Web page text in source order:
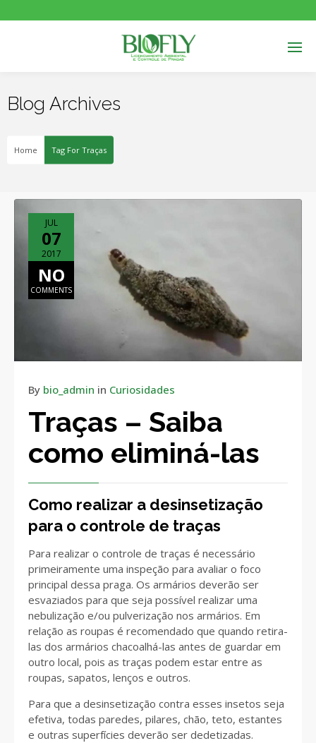
Blog Archives
Home Tag For Traças
JUL
07
2017
NO
COMMENTS
By bio_admin in Curiosidades
Traças – Saiba
como eliminá-las
Como realizar a desinsetização
para o controle de traças
Para realizar o controle de traças é necessário
primeiramente uma inspeção para avaliar o foco
principal dessa praga. Os armários deverão ser
esvaziados para que seja possível realizar uma
nebulização e/ou pulverização nos armários. Em
relação as roupas é recomendado que quando retira-
las dos armários chacoalhá-las antes de guardar em
outro local, pois as traças podem estar entre as
roupas, sapatos, lenços e outros.
Para que a desinsetização contra esses insetos seja
efetiva, todas paredes, pilares, chão, teto, estantes
e outras superfícies deverão ser dedetizadas.